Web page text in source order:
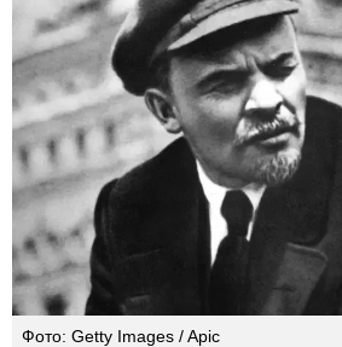
Фото: Getty Images / Apic